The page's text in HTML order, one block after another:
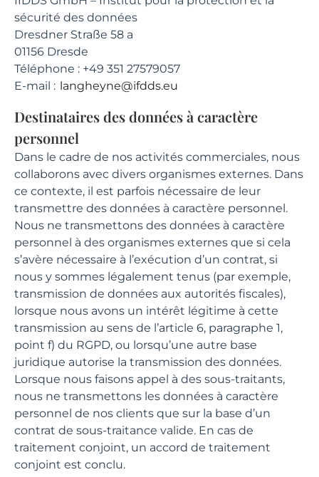
sécurité des données
Dresdner Straße 58 a
01156 Dresde
Téléphone : +49 351 27579057
E-mail : langheyne@ifdds.eu
Destinataires des données à caractère
personnel
Dans le cadre de nos activités commerciales, nous
collaborons avec divers organismes externes. Dans
ce contexte, il est parfois nécessaire de leur
transmettre des données à caractère personnel.
Nous ne transmettons des données à caractère
personnel à des organismes externes que si cela
s’avère nécessaire à l’exécution d’un contrat, si
nous y sommes légalement tenus (par exemple,
transmission de données aux autorités fiscales),
lorsque nous avons un intérêt légitime à cette
transmission au sens de l’article 6, paragraphe 1,
point f) du RGPD, ou lorsqu’une autre base
juridique autorise la transmission des données.
Lorsque nous faisons appel à des sous-traitants,
nous ne transmettons les données à caractère
personnel de nos clients que sur la base d’un
contrat de sous-traitance valide. En cas de
traitement conjoint, un accord de traitement
conjoint est conclu.